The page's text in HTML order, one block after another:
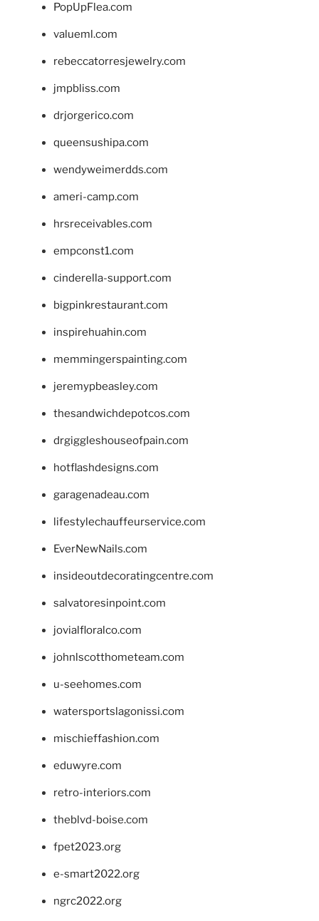
PopUpFlea.com
valueml.com
rebeccatorresjewelry.com
jmpbliss.com
drjorgerico.com
queensushipa.com
wendyweimerdds.com
ameri-camp.com
hrsreceivables.com
empconst1.com
cinderella-support.com
bigpinkrestaurant.com
inspirehuahin.com
memmingerspainting.com
jeremypbeasley.com
thesandwichdepotcos.com
drgiggleshouseofpain.com
hotflashdesigns.com
garagenadeau.com
lifestylechauffeurservice.com
EverNewNails.com
insideoutdecoratingcentre.com
salvatoresinpoint.com
jovialfloralco.com
johnlscotthometeam.com
u-seehomes.com
watersportslagonissi.com
mischieffashion.com
eduwyre.com
retro-interiors.com
theblvd-boise.com
fpet2023.org
e-smart2022.org
ngrc2022.org